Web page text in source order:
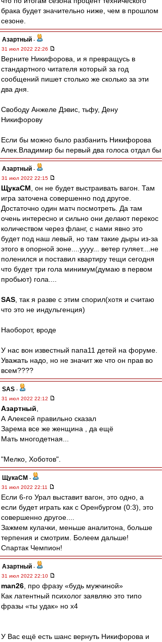
брака будет значительно ниже, чем в прошлом
сезоне.
Азартный -
31 июл 2022 22:26
Верните Никифорова, и я превращусь в
стандартного читателя который за год
сообщений пишет столько же сколько за эти
два дня.
Свободу Анжеле Дэвис, тьфу, Дену
Никифорову
Если бы можно было разбанить Никифорова
Алек.Владимир бы первый два голоса отдал бы
Азартный -
31 июл 2022 22:15
ЩукаСМ , он не будет выстраивать вагон. Там
игра заточена совершенно под другое.
Достаточно один матч посмотреть. Да там
очень интересно и сильно они делают перекос
количеством через фланг, с нами явно это
будет под наш левый, но там такие дыры из-за
этого в опорной зоне....уууу... ветер гуляет....не
поленился и поставил квартиру тещи сегодня
что будет три гола минимум(думаю в первом
пробьют) гола....
SAS , так я разве с этим спорил(хотя и считаю
что это не индульгенция)
Наоборот, вроде
У нас вон известный папа11 детей на форуме.
Уважать надо, но не значит же что он прав во
всем????
SAS -
31 июл 2022 22:12
Азартный
А Алексей правильно сказал
Зарема все же женщина , да ещё
Мать многодетная...
"Мелко, Хоботов".
ЩукаСМ -
31 июл 2022 22:11
Если 6-го Урал выставит вагон, это одно, а
если будет играть как с Оренбургом (0:3), это
совершенно другое....
Зажмем кулачки, меньше аналитона, больше
терпения и смотрим. Болеем дальше!
Спартак Чемпион!
Азартный -
31 июл 2022 22:10
man26 , про фразу «будь мужчиной»
Как латентный психолог заявляю это типо
фразы «ты удак» но х4
У Вас ещё есть шанс вернуть Никифорова и